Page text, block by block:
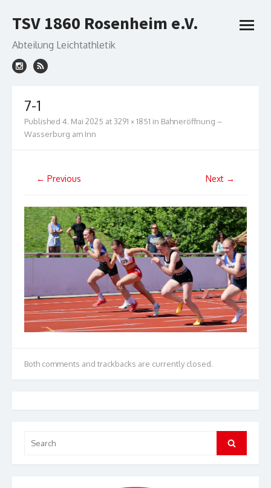
to
TSV 1860 Rosenheim e.V.
Abteilung Leichtathletik
open
7-1
Published 4. Mai 2025 at 3291 × 1851 in Bahneröffnung –
Wasserburg am Inn
← Previous Next →
Both comments and trackbacks are currently closed.
for:
Search